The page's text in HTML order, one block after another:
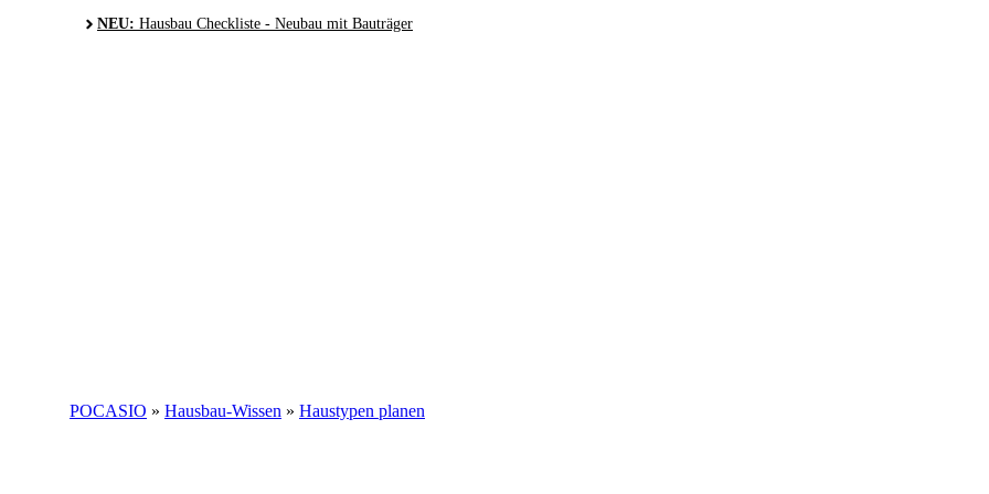
NEU: Hausbau Checkliste - Neubau mit Bauträger
POCASIO » Hausbau-Wissen » Haustypen planen